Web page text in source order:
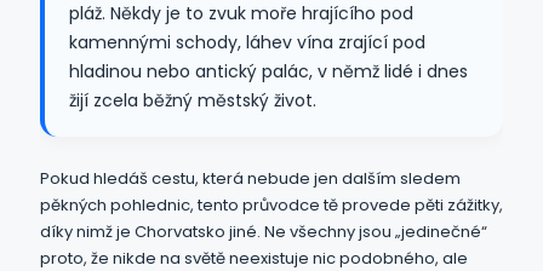
pláž. Někdy je to zvuk moře hrajícího pod
kamennými schody, láhev vína zrající pod
hladinou nebo antický palác, v němž lidé i dnes
žijí zcela běžný městský život.
Pokud hledáš cestu, která nebude jen dalším sledem
pěkných pohlednic, tento průvodce tě provede pěti zážitky,
díky nimž je Chorvatsko jiné. Ne všechny jsou „jedinečné“
proto, že nikde na světě neexistuje nic podobného, ale